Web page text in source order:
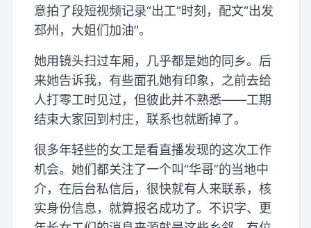
意拍了段短视频记录“出工”时刻，配文“出发
邳州，大姐们加油”。
她用镜头扫过车厢，几乎都是她的同乡。后
来她告诉我，有些面孔她有印象，之前去给
人打零工时见过，但彼此并不熟悉——工期
结束大家回到村庄，联系也就断掉了。
很多年轻些的女工是看直播发现的这次工作
机会。她们都关注了一个叫“华哥”的当地中
介，在后台私信后，很快就有人来联系，核
实身份信息，就算报名成功了。不识字、更